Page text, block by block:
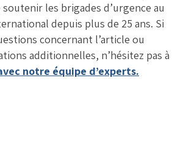
les brigades d’urgence au
depuis plus de 25 ans. Si
concernant l’article ou
additionnelles, n’hésitez pas à
notre équipe d’experts.